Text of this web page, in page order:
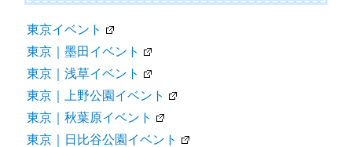
東京イベント
東京｜墨田イベント
東京｜浅草イベント
東京｜上野公園イベント
東京｜秋葉原イベント
東京｜日比谷公園イベント